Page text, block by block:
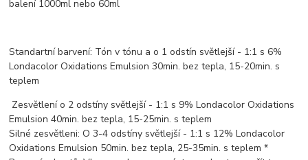
balení 1000ml nebo 60ml
Standartní barvení: Tón v tónu a o 1 odstín světlejší - 1:1 s 6%
Londacolor Oxidations Emulsion 30min. bez tepla, 15-20min. s
teplem
Zesvětlení o 2 odstíny světlejší - 1:1 s 9% Londacolor Oxidations
Emulsion 40min. bez tepla, 15-25min. s teplem
Silné zesvětleni: O 3-4 odstíny světlejší - 1:1 s 12% Londacolor
Oxidations Emulsion 50min. bez tepla, 25-35min. s teplem *